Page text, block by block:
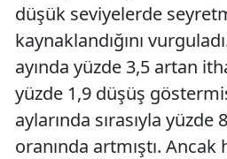
düşük seviyelerde
kaynaklandığını
ayında yüzde 3,5 artan
yüzde 1,9 düşüş
aylarında sırasıyla yüzde
oranında artmıştı. Ancak